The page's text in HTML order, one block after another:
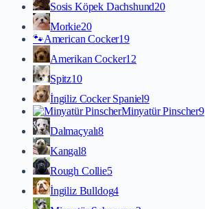
Sosis Köpek Dachshund20
Morkie20
🐾American Cocker19
Amerikan Cocker12
Spitz10
İngiliz Cocker Spaniel9
Minyatür Pinscher9
Dalmaçyalı8
Kangal8
Rough Collie5
İngiliz Bulldog4